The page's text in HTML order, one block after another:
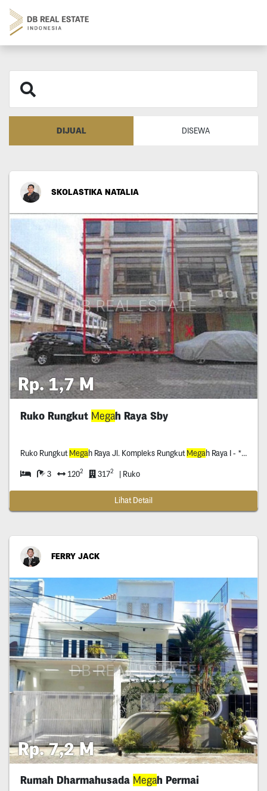
DIJUAL DISEWA
SKOLASTIKA NATALIA
Rp. 1,7 M
Ruko Rungkut Megah Raya Sby
Ruko RungkutMegah Raya Jl. Kompleks RungkutMegah Raya I - * Surabaya
3 1202 3172 | Ruko
Lihat Detail
FERRY JACK
Rp. 7,2 M
Rumah Dharmahusada Megah Permai